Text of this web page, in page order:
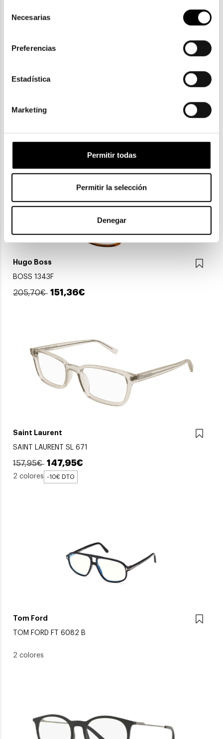
la política de privacidad en el siguiente
. Consulta
Necesarias
Preferencias
Estadística
Marketing
Permitir todas
Permitir la selección
Denegar
Lacoste
101,25€
Hugo Boss
BOSS 1343F
205,70€ 151,36€
Saint Laurent
SAINT LAURENT SL 671
157,95€ 147,95€
2 colores -10€ DTO
Tom Ford
TOM FORD FT 6082 B
2 colores